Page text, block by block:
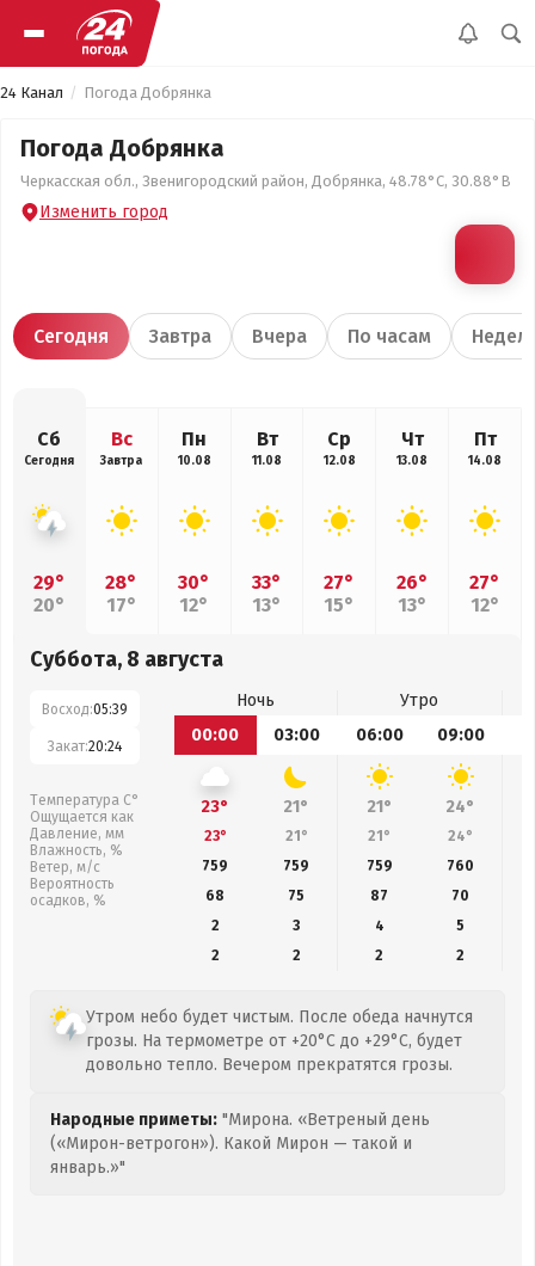
24 Канал Погода Добрянка
Погода Добрянка
Черкасская обл., Звенигородский район, Добрянка, 48.78°С, 30.88°В
Изменить город
Сегодня Завтра Вчера По часам
Сб
Сегодня
29°
20°
Вс
Завтра
28°
17°
Пн
10.08
30°
12°
Вт
11.08
33°
13°
Ср
12.08
27°
15°
Чт
13.08
26°
13°
Пт
14.08
27°
12°
Суббота, 8 августа
Восход:05:39
Закат:20:24
Температура С°
Ощущается как
Давление, мм
Влажность, %
Ветер, м/с
Вероятность
осадков, %
Ночь
Утро
00:00
03:00 06:00 09:00
23° 21° 21° 24°
23° 21° 21° 24°
759
759 759 760
68
75 87
70
2
3 4
5
2
2 2 2
Утром небо будет чистым. После обеда начнутся
грозы. На термометре от +20°C до +29°C, будет
довольно тепло. Вечером прекратятся грозы.
Народные приметы: "Мирона. «Ветреный день
(«Мирон-ветрогон»). Какой Мирон — такой и
январь.»"